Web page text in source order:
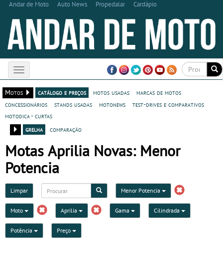
Andar de Moto Auto News Propedalar Cardápio
Toggle
navigation
Motos
catálogo e preços motos usadas
marcas de motos
concessionários
stands usadas motonews
test-drives e comparativos
motodica - curtas
grelha
comparação
Motas Aprilia Novas: Menor
Potencia
Limpar Menor Potencia
Moto Aprilia Gama Cilindrada
Potência Preço